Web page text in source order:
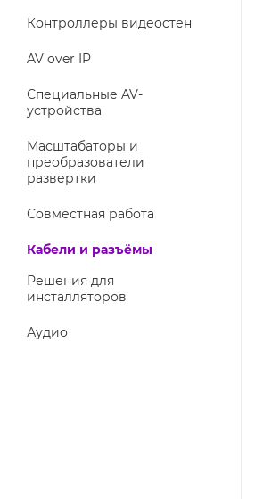
Контроллеры видеостен
AV over IP
Специальные AV-
устройства
Масштабаторы и
преобразователи
развертки
Совместная работа
Кабели и разъёмы
Решения для
инсталляторов
Аудио